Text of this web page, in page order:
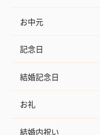
お中元
記念日
結婚記念日
お礼
結婚内祝い